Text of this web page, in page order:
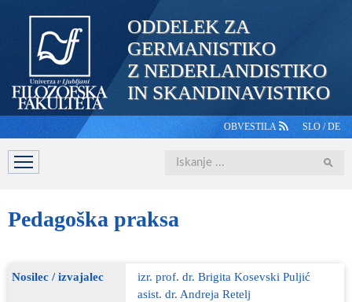
ODDELEK ZA
GERMANISTIKO
Z NEDERLANDISTIKO
IN SKANDINAVISTIKO
OBVESTILA SLO /DE
DOMOV ŠTUDIJ
Iskanje
Pedagoška praksa
Nosilec / izvajalec
izr. prof. dr. Brigita Kosevski Puljić
asist. dr. Andreja Retelj